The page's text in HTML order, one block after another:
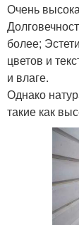
Очень
более;
цветов и
и влаге.
Однако
такие как